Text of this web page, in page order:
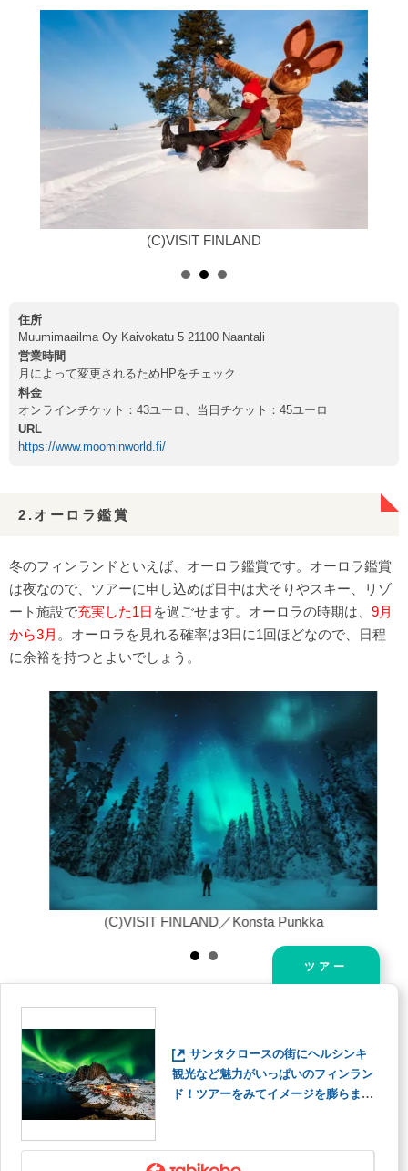
フィンランド旅行の基本情報
旅行費用
旅行の時期
(C)VISIT FINLAND
住所
Muumimaailma Oy Kaivokatu 5 21100 Naantali
営業時間
月によって変更されるためHPをチェック
料金
オンラインチケット：43ユーロ、当日チケット：45ユーロ
URL
https://www.moominworld.fi/
2.オーロラ鑑賞
冬のフィンランドといえば、オーロラ鑑賞です。オーロラ鑑賞
は夜なので、ツアーに申し込めば日中は犬そりやスキー、リゾ
ート施設で充実した1日 を過ごせます。オーロラの時期は、 9月
から3月 。オーロラを見れる確率は3日に1回ほどなので、日程
に余裕を持つとよいでしょう。
(C)VISIT FINLAND／Konsta Punkka
ツアー
サンタクロースの街にヘルシンキ
観光など魅力がいっぱいのフィンラン
ド！ツアーをみてイメージを膨らませ